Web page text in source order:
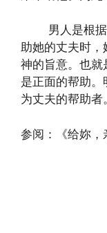
男人是根据
助她的丈夫时，
神的旨意。也就
是正面的帮助
为丈夫的帮助者。
参阅：《给妳，